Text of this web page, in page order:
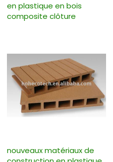
en plastique en bois
composite clôture
nouveaux matériaux de